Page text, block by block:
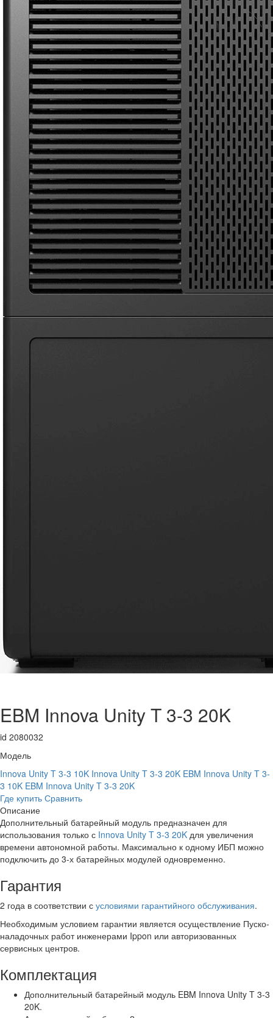
EBM Innova Unity T 3-3 20K
id 2080032
Модель
Innova Unity T 3-3 10K Innova Unity T 3-3 20K EBM Innova Unity T 3-
3 10K EBM Innova Unity T 3-3 20K
Где купить Сравнить
Описание
Дополнительный батарейный модуль предназначен для
использования только с Innova Unity T 3-3 20K для увеличения
времени автономной работы. Максимально к одному ИБП можно
подключить до 3-х батарейных модулей одновременно.
Гарантия
2 года в соответствии с условиями гарантийного обслуживания.
Необходимым условием гарантии является осуществление Пуско-
наладочных работ инженерами Ippon или авторизованных
сервисных центров.
Комплектация
Дополнительный батарейный модуль EBM Innova Unity T 3-3
20K.